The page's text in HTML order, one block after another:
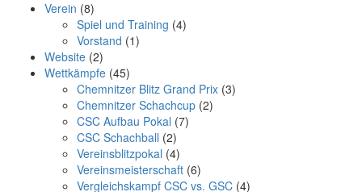
Verein (8)
Spiel und Training (4)
Vorstand (1)
Website (2)
Wettkämpfe (45)
Chemnitzer Blitz Grand Prix (3)
Chemnitzer Schachcup (2)
CSC Aufbau Pokal (7)
CSC Schachball (2)
Vereinsblitzpokal (4)
Vereinsmeisterschaft (6)
Vergleichskampf CSC vs. GSC (4)